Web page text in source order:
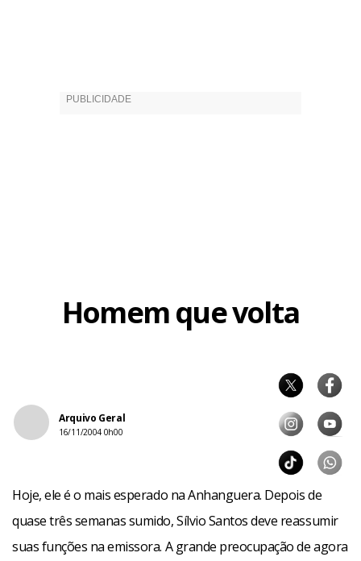
Homem que volta
Arquivo Geral
16/11/2004 0h00
Hoje, ele é o mais esperado na Anhanguera. Depois de
quase três semanas sumido, Sílvio Santos deve reassumir
suas funções na emissora. A grande preocupação de agora